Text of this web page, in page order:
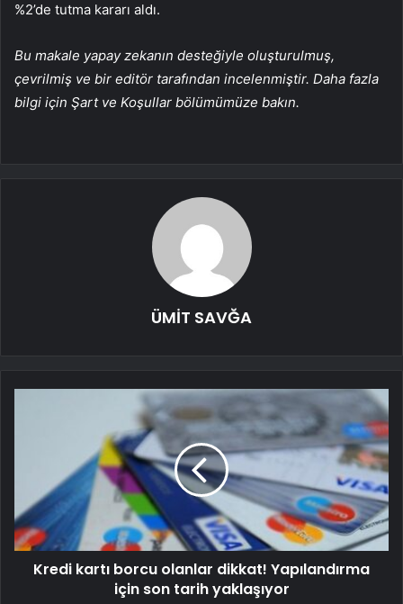
%2’de tutma kararı aldı.
Bu makale yapay zekanın desteğiyle oluşturulmuş,
çevrilmiş ve bir editör tarafından incelenmiştir. Daha fazla
bilgi için Şart ve Koşullar bölümümüze bakın.
ÜMİT SAVĞA
Kredi kartı borcu olanlar dikkat! Yapılandırma
için son tarih yaklaşıyor